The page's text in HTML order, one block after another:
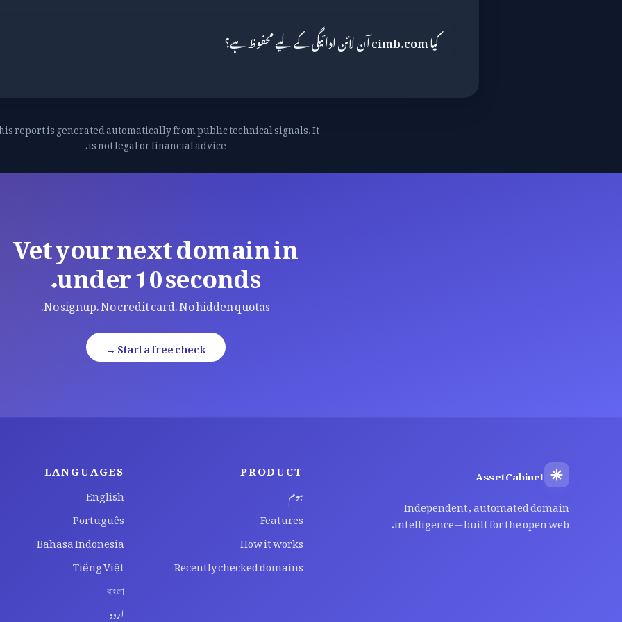
کیا cimb.com آن لائن ادائیگی کے لیے محفوظ ہے؟
report is generated automatically from public technical signals. It
is not legal or financial advice.
Vet your next domain in
under 10 seconds.
No signup. No credit card. No hidden quotas.
Start a free check →
AssetCabinet
Independent, automated domain
intelligence — built for the open web.
PRODUCT
ہوم
Features
How it works
Recently checked domains
LANGUAGES
English
Português
Bahasa Indonesia
Tiếng Việt
বাংলা
اردو